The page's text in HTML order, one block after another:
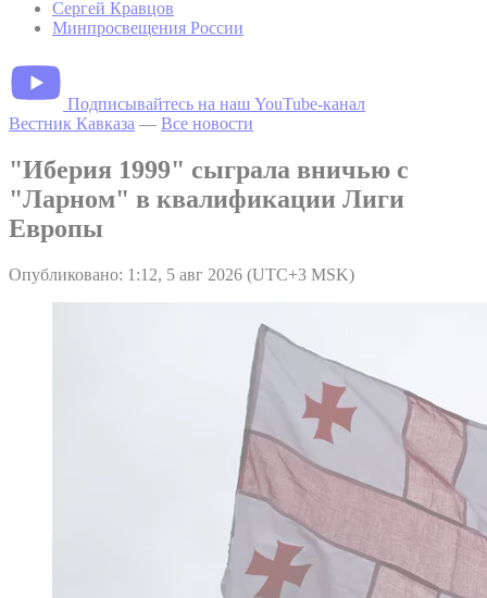
Сергей Кравцов
Минпросвещения России
Подписывайтесь на наш YouTube-канал
Вестник Кавказа — Все новости
"Иберия 1999" сыграла вничью с
"Ларном" в квалификации Лиги
Европы
Опубликовано: 1:12, 5 авг 2026 (UTC+3 MSK)